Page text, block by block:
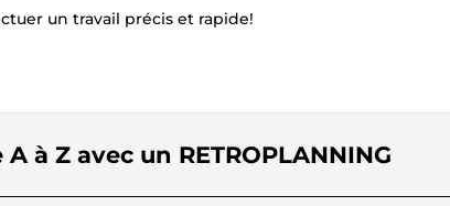
un travail précis et rapide!
à Z avec un RETROPLANNING